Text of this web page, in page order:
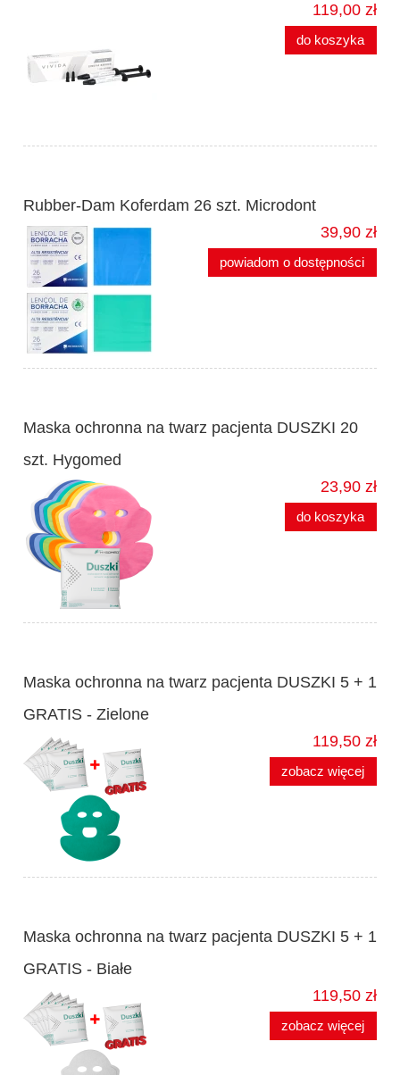
119,00 zł
do koszyka
Rubber-Dam Koferdam 26 szt. Microdont
39,90 zł
powiadom o dostępności
Maska ochronna na twarz pacjenta DUSZKI 20
szt. Hygomed
23,90 zł
do koszyka
Maska ochronna na twarz pacjenta DUSZKI 5 + 1
GRATIS - Zielone
119,50 zł
zobacz więcej
Maska ochronna na twarz pacjenta DUSZKI 5 + 1
GRATIS - Białe
119,50 zł
zobacz więcej